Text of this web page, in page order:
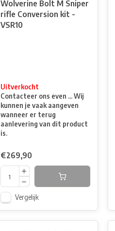
Wolverine Bolt M Sniper
rifle Conversion kit -
VSR10
Uitverkocht
Contacteer ons even ... Wij
kunnen je vaak aangeven
wanneer er terug
aanlevering van dit product
is.
€269,90
Vergelijk